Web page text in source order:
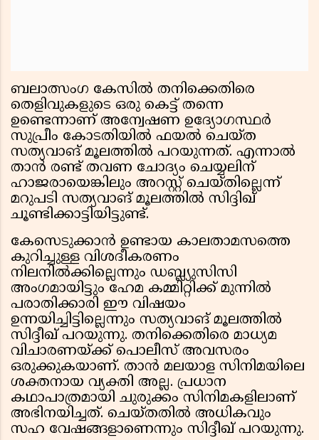
ബലാത്സംഗ കേസില്‍ തനിക്കെതിരെ
തെളിവുകളുടെ ഒരു കെട്ട് തന്നെ
ഉണ്ടെന്നാണ് അന്വേഷണ ഉദ്യോഗസ്ഥര്‍
സുപ്രീം കോടതിയില്‍ ഫയല്‍ ചെയ്ത
സത്യവാങ് മൂലത്തില്‍ പറയുന്നത്. എന്നാല്‍
താന്‍ രണ്ട് തവണ ചോദ്യം ചെയ്യലിന്
ഹാജരായെങ്കിലും അറസ്റ്റ് ചെയ്തില്ലെന്ന്
മറുപടി സത്യവാങ് മൂലത്തില്‍ സിദ്ദിഖ്
ചൂണ്ടിക്കാട്ടിയിട്ടുണ്ട്.
കേസെടുക്കാന്‍ ഉണ്ടായ കാലതാമസത്തെ
കുറിച്ചുള്ള വിശദീകരണം
നിലനില്‍ക്കില്ലെന്നും ഡബ്ല്യുസിസി
അംഗമായിട്ടും ഹേമ കമ്മിറ്റിക്ക് മുന്നില്‍
പരാതിക്കാരി ഈ വിഷയം
ഉന്നയിച്ചിട്ടില്ലെന്നും സത്യവാങ് മൂലത്തില്‍
സിദ്ദീഖ് പറയുന്നു. തനിക്കെതിരെ മാധ്യമ
വിചാരണയ്ക്ക് പൊലീസ് അവസരം
ഒരുക്കുകയാണ്. താന്‍ മലയാള സിനിമയിലെ
ശക്തനായ വ്യക്തി അല്ല. പ്രധാന
കഥാപാത്രമായി ചുരുക്കം സിനിമകളിലാണ്
അഭിനയിച്ചത്. ചെയ്തതില്‍ അധികവും
സഹ വേഷങ്ങളാണെന്നും സിദ്ദീഖ് പറയുന്നു.